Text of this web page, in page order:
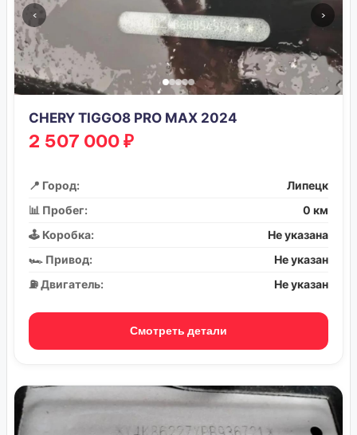
‹ ›
CHERY TIGGO8 PRO MAX 2024
2 507 000 ₽
📍 Город:
Липецк
📊 Пробег:
0 км
🕹️ Коробка:
Не указана
🏎️ Привод:
Не указан
⛽ Двигатель:
Не указан
Смотреть детали